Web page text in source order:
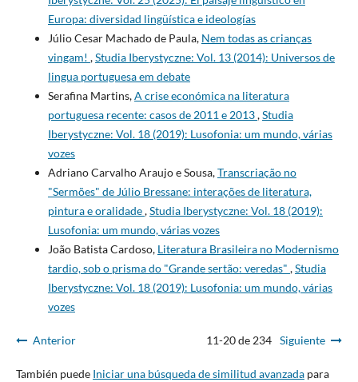
Europa: diversidad lingüística e ideologías
Júlio Cesar Machado de Paula, Nem todas as crianças
vingam! ,Studia Iberystyczne: Vol. 13 (2014): Universos de
lingua portuguesa em debate
Serafina Martins,A crise económica na literatura
portuguesa recente: casos de 2011 e 2013,Studia
Iberystyczne: Vol. 18 (2019): Lusofonia: um mundo, várias
vozes
Adriano Carvalho Araujo e Sousa,Transcriação no
"Sermões" de Júlio Bressane: interações de literatura,
pintura e oralidade,Studia Iberystyczne: Vol. 18 (2019):
Lusofonia: um mundo, várias vozes
João Batista Cardoso, Literatura Brasileira no Modernismo
tardio, sob o prisma do "Grande sertão: veredas" ,Studia
Iberystyczne: Vol. 18 (2019): Lusofonia: um mundo, várias
vozes
Anterior 11-20 de 234 Siguiente
También puede Iniciar una búsqueda de similitud avanzadapara